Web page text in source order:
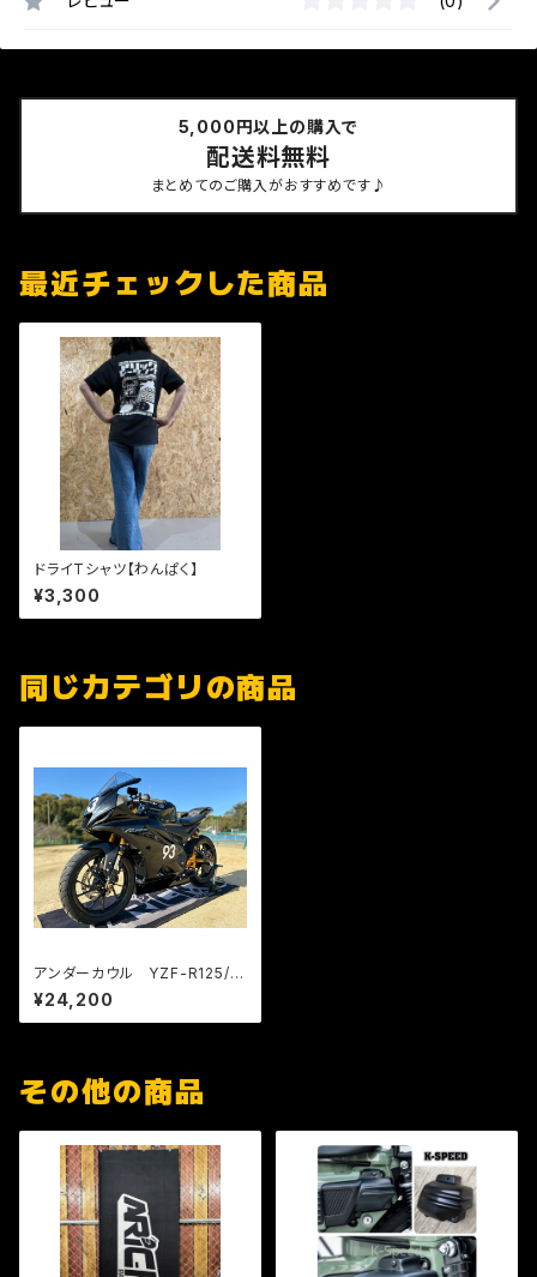
5,000円以上の購入で
配送料無料
まとめてのご購入がおすすめです♪
最近チェックした商品
ドライTシャツ【わんぱく】
¥3,300
同じカテゴリの商品
アンダーカウル YZF-R125/Y
ZF-R15用 サーキットユース対
応オイル受け構造 無塗装
¥24,200
その他の商品